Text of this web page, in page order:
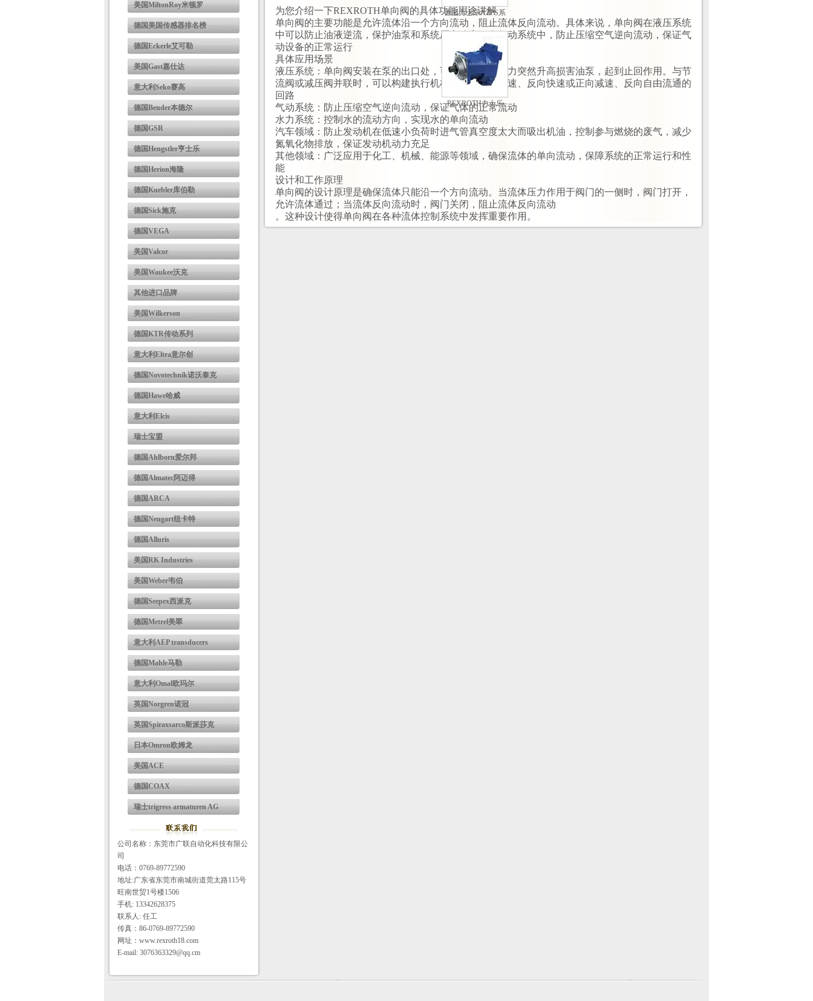
美国MiltonRoy米顿罗
德国美国传感器排名榜
德国Eckerle艾可勒
美国Gast嘉仕达
意大利Seko赛高
德国Bender本德尔
德国GSR
德国Hengstler亨士乐
德国Herion海隆
德国Kuebler库伯勒
德国Sick施克
德国VEGA
美国Valcor
美国Waukee沃克
其他进口品牌
美国Wilkerson
德国KTR传动系列
意大利Eltra意尔创
德国Novotechnik诺沃泰克
德国Hawe哈威
意大利Elcis
瑞士宝盟
德国Ahlborn爱尔邦
德国Almatec阿迈得
德国ARCA
德国Neugart纽卡特
德国Alluris
美国RK Industries
美国Weber韦伯
德国Seepex西派克
德国Metrel美翠
意大利AEP transducers
德国Mahle马勒
意大利Omal欧玛尔
英国Norgren诺冠
英国Spiraxsarco斯派莎克
日本Omron欧姆龙
美国ACE
德国COAX
瑞士trigress armaturen AG
公司名称：东莞市广联自动化科技有限公
司
电话：0769-89772590
地址:广东省东莞市南城街道莞太路115号
旺南世贸1号楼1506
手机: 13342628375
联系人: 任工
传真：86-0769-89772590
网址：www.rexroth18.com
E-mail: 3076363329@qq.cm
德国力士乐AZPS系
列外啮合齿轮泵
REXROTH力士乐
A7VO系列轴向柱塞
变量泵
为您介绍一下REXROTH单向阀的具体功能用途讲解
‌单向阀的主要功能是允许流体沿一个方向流动，阻止流体反向流动‌。具体来说，单向阀在液压系统
中可以防止油液逆流，保护油泵和系统压力稳定；在气动系统中，防止压缩空气逆向流动，保证气
动设备的正常运行‌
具体应用场景
‌液压系统‌：单向阀安装在泵的出口处，可以防止系统压力突然升高损害油泵，起到止回作用。与节
流阀或减压阀并联时，可以构建执行机构，实现正向慢速、反向快速或正向减速、反向自由流通的
回路‌
‌气动系统‌：防止压缩空气逆向流动，保证气体的正常流动‌
‌水力系统‌：控制水的流动方向，实现水的单向流动‌
‌汽车领域‌：防止发动机在低速小负荷时进气管真空度太大而吸出机油，控制参与燃烧的废气，减少
氮氧化物排放，保证发动机动力充足‌
‌其他领域‌：广泛应用于化工、机械、能源等领域，确保流体的单向流动，保障系统的正常运行和性
能‌
设计和工作原理
单向阀的设计原理是确保流体只能沿一个方向流动。当流体压力作用于阀门的一侧时，阀门打开，
允许流体通过；当流体反向流动时，阀门关闭，阻止流体反向流动‌
。这种设计使得单向阀在各种流体控制系统中发挥重要作用。